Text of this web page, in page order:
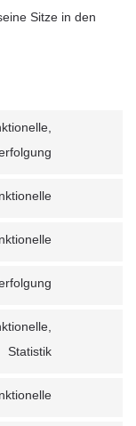
Sitze in den
Statistik